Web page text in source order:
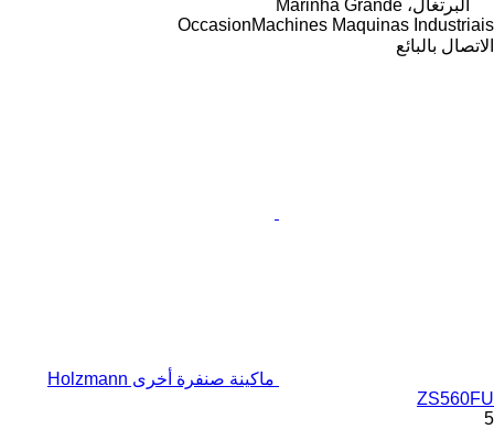
البرتغال، Marinha Grande
OccasionMachines Maquinas Industriais
الاتصال بالبائع
ماكينة صنفرة أخرى Holzmann
ZS560FU
5